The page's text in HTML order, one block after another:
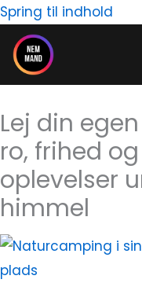
Spring til indhold
Lej din
ro, frihed
oplevelser
himmel